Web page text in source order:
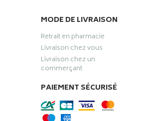
MODE DE LIVRAISON
Retrait en pharmacie
Livraison chez vous
Livraison chez un
commerçant
PAIEMENT SÉCURISÉ